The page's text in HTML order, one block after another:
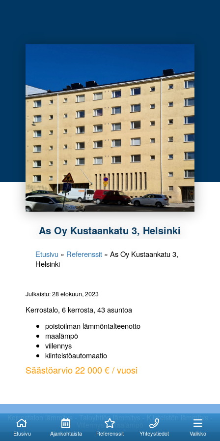
Etusivu Ajankohtaista Referenssit Yhteystiedot Valikko
As Oy Kustaankatu 3, Helsinki
Etusivu » Referenssit »As Oy Kustaankatu 3,
Helsinki
Julkaistu: 28 elokuun, 2023
Kerrostalo, 6 kerrosta, 43 asuntoa
poistoilman lämmöntalteenotto
maalämpö
viilennys
kiinteistöautomaatio
Säästöarvio 22 000 € / vuosi
Kerrostalon lämmitys - Taloyhtiön lämmitys - Kiinteistön lämmitys -
Viilennys - Maalämpö